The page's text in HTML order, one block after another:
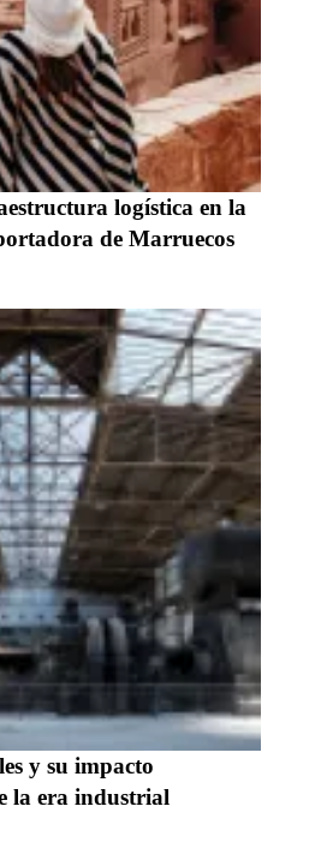
logística en la
de Marruecos
y su impacto
la era industrial